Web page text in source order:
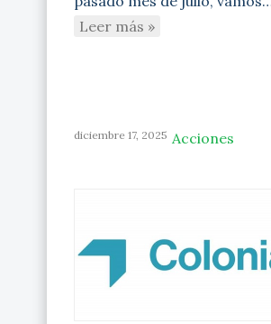
Leer más »
diciembre 17, 2025 Acciones